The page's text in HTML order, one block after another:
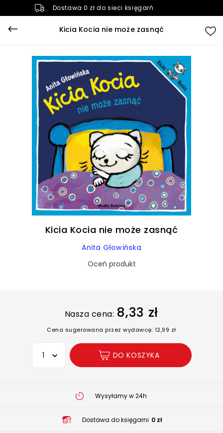
Dostawa 0 zł do sieci księgarń
Kicia Kocia nie może zasnąć
Kicia Kocia nie może zasnąć
Anita Głowińska
Oceń produkt
Nasza cena: 8,33 zł
Cena sugerowana przez wydawcę: 12,99 zł
Wybierz opcję
DO KOSZYKA
Wysyłamy w 24h
Dostawa do księgarni 0 zł